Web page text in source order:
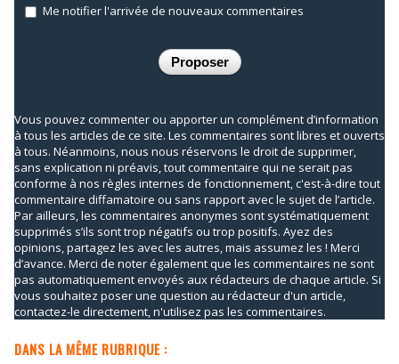
Me notifier l'arrivée de nouveaux commentaires
Vous pouvez commenter ou apporter un complément d’information
à tous les articles de ce site. Les commentaires sont libres et ouverts
à tous. Néanmoins, nous nous réservons le droit de supprimer,
sans explication ni préavis, tout commentaire qui ne serait pas
conforme à nos règles internes de fonctionnement, c'est-à-dire tout
commentaire diffamatoire ou sans rapport avec le sujet de l’article.
Par ailleurs, les commentaires anonymes sont systématiquement
supprimés s’ils sont trop négatifs ou trop positifs. Ayez des
opinions, partagez les avec les autres, mais assumez les ! Merci
d’avance. Merci de noter également que les commentaires ne sont
pas automatiquement envoyés aux rédacteurs de chaque article. Si
vous souhaitez poser une question au rédacteur d'un article,
contactez-le directement, n'utilisez pas les commentaires.
DANS LA MÊME RUBRIQUE :